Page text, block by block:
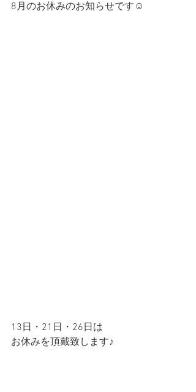
8月のお休みのお知らせです☺︎
13日・21日・26日は
お休みを頂戴致します♪